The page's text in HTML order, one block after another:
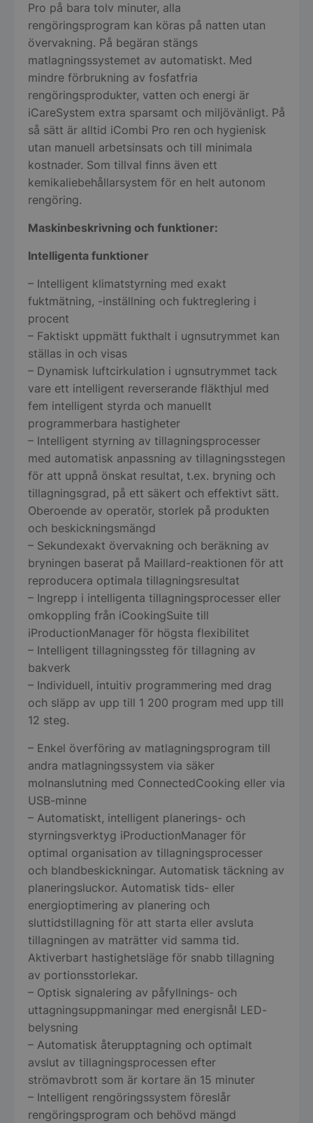
Pro på bara tolv minuter, alla
rengöringsprogram kan köras på natten utan
övervakning. På begäran stängs
matlagningssystemet av automatiskt. Med
mindre förbrukning av fosfatfria
rengöringsprodukter, vatten och energi är
iCareSystem extra sparsamt och miljövänligt. På
så sätt är alltid iCombi Pro ren och hygienisk
utan manuell arbetsinsats och till minimala
kostnader. Som tillval finns även ett
kemikaliebehållarsystem för en helt autonom
rengöring.
Maskinbeskrivning och funktioner:
Intelligenta funktioner
– Intelligent klimatstyrning med exakt
fuktmätning, -inställning och fuktreglering i
procent
– Faktiskt uppmätt fukthalt i ugnsutrymmet kan
ställas in och visas
– Dynamisk luftcirkulation i ugnsutrymmet tack
vare ett intelligent reverserande fläkthjul med
fem intelligent styrda och manuellt
programmerbara hastigheter
– Intelligent styrning av tillagningsprocesser
med automatisk anpassning av tillagningsstegen
för att uppnå önskat resultat, t.ex. bryning och
tillagningsgrad, på ett säkert och effektivt sätt.
Oberoende av operatör, storlek på produkten
och beskickningsmängd
– Sekundexakt övervakning och beräkning av
bryningen baserat på Maillard-reaktionen för att
reproducera optimala tillagningsresultat
– Ingrepp i intelligenta tillagningsprocesser eller
omkoppling från iCookingSuite till
iProductionManager för högsta flexibilitet
– Intelligent tillagningssteg för tillagning av
bakverk
– Individuell, intuitiv programmering med drag
och släpp av upp till 1 200 program med upp till
12 steg.
– Enkel överföring av matlagningsprogram till
andra matlagningssystem via säker
molnanslutning med ConnectedCooking eller via
USB-minne
– Automatiskt, intelligent planerings- och
styrningsverktyg iProductionManager för
optimal organisation av tillagningsprocesser
och blandbeskickningar. Automatisk täckning av
planeringsluckor. Automatisk tids- eller
energioptimering av planering och
sluttidstillagning för att starta eller avsluta
tillagningen av maträtter vid samma tid.
Aktiverbart hastighetsläge för snabb tillagning
av portionsstorlekar.
– Optisk signalering av påfyllnings- och
uttagningsuppmaningar med energisnål LED-
belysning
– Automatisk återupptagning och optimalt
avslut av tillagningsprocessen efter
strömavbrott som är kortare än 15 minuter
– Intelligent rengöringssystem föreslår
rengöringsprogram och behövd mängd